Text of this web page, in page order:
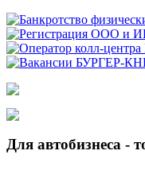
Для автобизнеса -